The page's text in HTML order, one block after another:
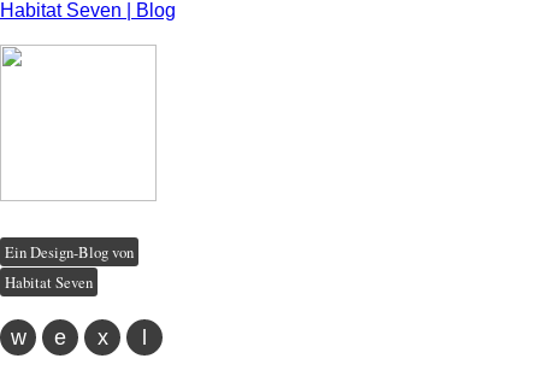
Habitat Seven | Blog
Ein Design-Blog von
Habitat Seven
w e x l